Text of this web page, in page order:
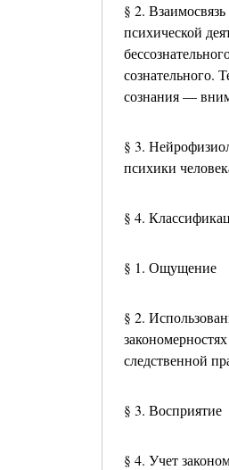
§ 2.
психической
сознательного.
сознания —
§ 3.
психики
§ 4.
§ 1. Ощущение
§ 2.
следственной
§ 3. Восприятие
§ 4. Учет